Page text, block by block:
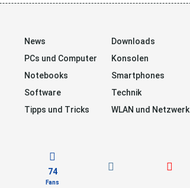
News
Downloads
PCs und Computer
Konsolen
Notebooks
Smartphones
Software
Technik
Tipps und Tricks
WLAN und Netzwerk
74
Fans